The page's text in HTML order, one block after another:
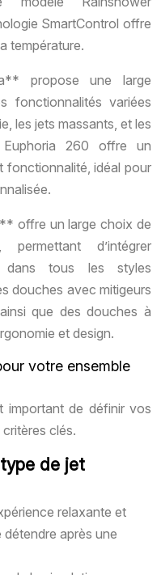
SmartControl offre
température.
propose une large
fonctionnalités variées
les jets massants, et les
260 offre un
fonctionnalité, idéal pour
offre un large choix de
d’intégrer
dans tous les styles
douches avec mitigeurs
que des douches à
et design.
votre ensemble
important de définir vos
clés.
de jet
relaxante et
après une